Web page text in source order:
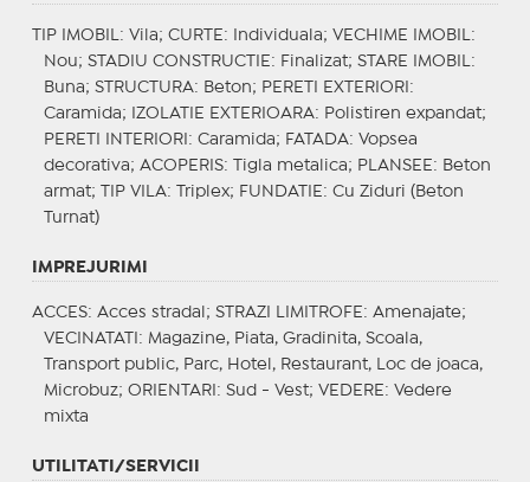
TIP IMOBIL : Vila; CURTE : Individuala; VECHIME IMOBIL :
Nou; STADIU CONSTRUCTIE : Finalizat; STARE IMOBIL :
Buna; STRUCTURA: Beton; PERETI EXTERIORI :
Caramida;
IZOLATIE EXTERIOARA: Polistiren expandat;
PERETI INTERIORI : Caramida; FATADA: Vopsea
decorativa; ACOPERIS: Tigla metalica; PLANSEE : Beton
armat;
TIP VILA: Triplex; FUNDATIE : Cu Ziduri (Beton
Turnat)
IMPREJURIMI
ACCES: Acces stradal; STRAZI LIMITROFE : Amenajate;
VECINATATI : Magazine, Piata, Gradinita, Scoala,
Transport public, Parc, Hotel, Restaurant, Loc de joaca,
Microbuz; ORIENTARI : Sud - Vest; VEDERE : Vedere
mixta
UTILITATI/SERVICII